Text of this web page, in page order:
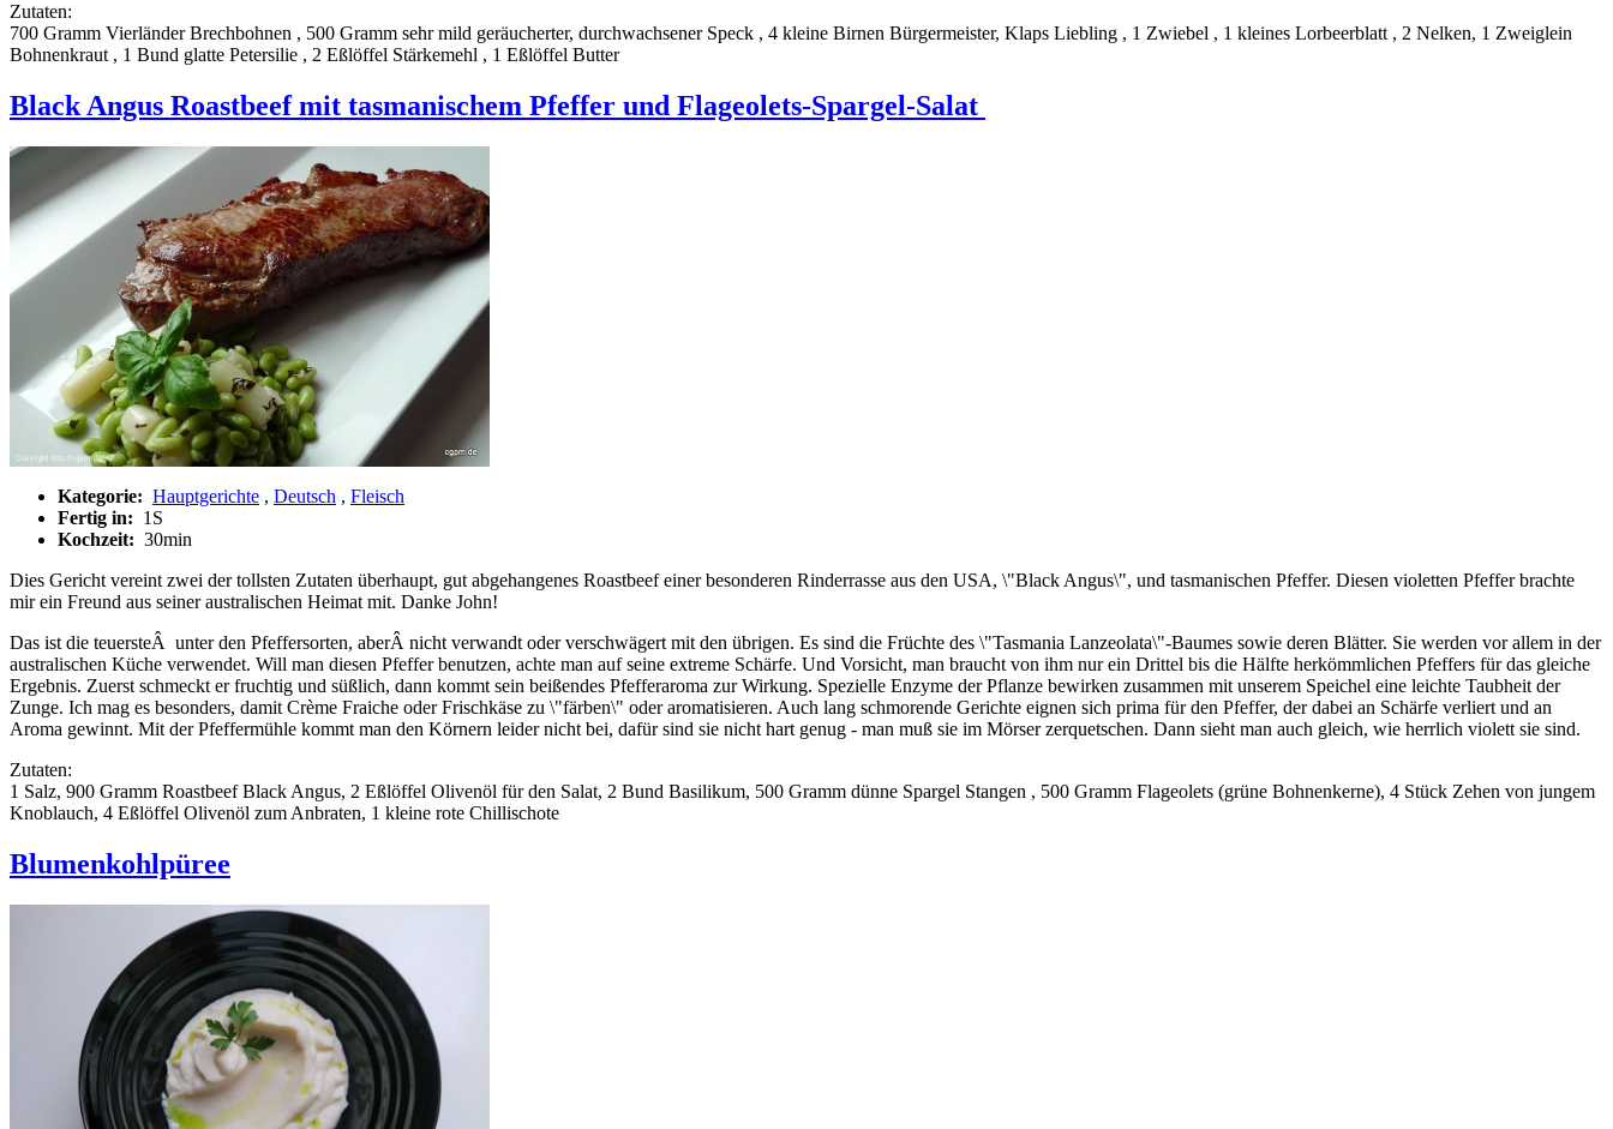
Zutaten:
700 Gramm Vierländer Brechbohnen , 500 Gramm sehr mild geräucherter, durchwachsener Speck , 4 kleine Birnen Bürgermeister, Klaps Liebling , 1 Zwiebel , 1 kleines Lorbeerblatt , 2 Nelken, 1 Zweiglein
Bohnenkraut , 1 Bund glatte Petersilie , 2 Eßlöffel Stärkemehl , 1 Eßlöffel Butter
Black Angus Roastbeef mit tasmanischem Pfeffer und Flageolets-Spargel-Salat
Kategorie: Hauptgerichte , Deutsch , Fleisch
Fertig in: 1S
Kochzeit: 30min
Dies Gericht vereint zwei der tollsten Zutaten überhaupt, gut abgehangenes Roastbeef einer besonderen Rinderrasse aus den USA, \"Black Angus\", und tasmanischen Pfeffer. Diesen violetten Pfeffer brachte
mir ein Freund aus seiner australischen Heimat mit. Danke John!
Das ist die teuersteÂ unter den Pfeffersorten, aberÂ nicht verwandt oder verschwägert mit den übrigen. Es sind die Früchte des \"Tasmania Lanzeolata\"-Baumes sowie deren Blätter. Sie werden vor allem in der
australischen Küche verwendet. Will man diesen Pfeffer benutzen, achte man auf seine extreme Schärfe. Und Vorsicht, man braucht von ihm nur ein Drittel bis die Hälfte herkömmlichen Pfeffers für das gleiche
Ergebnis. Zuerst schmeckt er fruchtig und süßlich, dann kommt sein beißendes Pfefferaroma zur Wirkung. Spezielle Enzyme der Pflanze bewirken zusammen mit unserem Speichel eine leichte Taubheit der
Zunge. Ich mag es besonders, damit Crème Fraiche oder Frischkäse zu \"färben\" oder aromatisieren. Auch lang schmorende Gerichte eignen sich prima für den Pfeffer, der dabei an Schärfe verliert und an
Aroma gewinnt. Mit der Pfeffermühle kommt man den Körnern leider nicht bei, dafür sind sie nicht hart genug - man muß sie im Mörser zerquetschen. Dann sieht man auch gleich, wie herrlich violett sie sind.
Zutaten:
1 Salz, 900 Gramm Roastbeef Black Angus, 2 Eßlöffel Olivenöl für den Salat, 2 Bund Basilikum, 500 Gramm dünne Spargel Stangen , 500 Gramm Flageolets (grüne Bohnenkerne), 4 Stück Zehen von jungem
Knoblauch, 4 Eßlöffel Olivenöl zum Anbraten, 1 kleine rote Chillischote
Blumenkohlpüree